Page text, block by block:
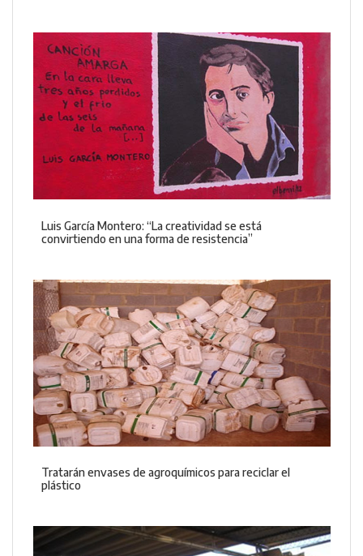
Luis García Montero: “La creatividad se está
convirtiendo en una forma de resistencia”
Tratarán envases de agroquímicos para reciclar el
plástico